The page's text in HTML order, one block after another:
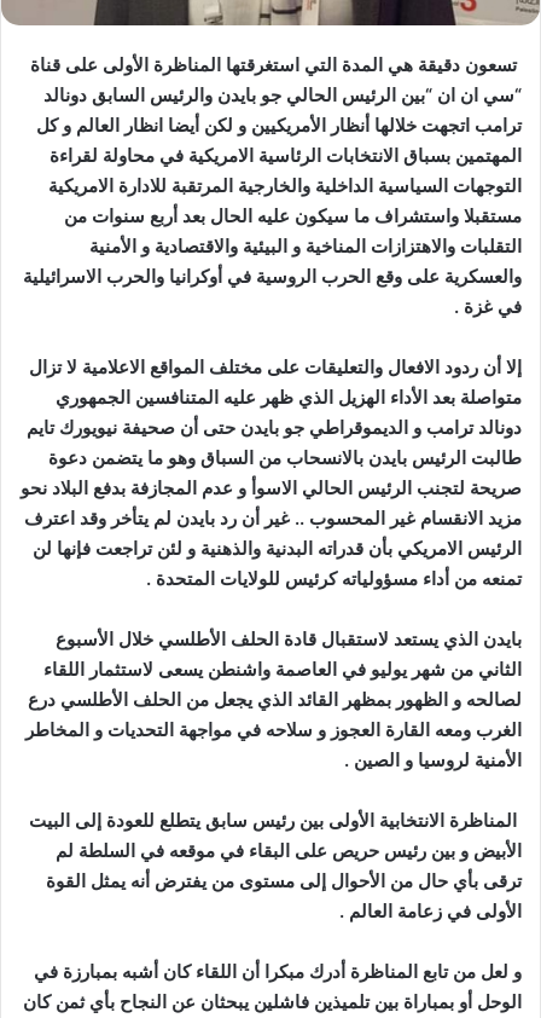
تسعون دقيقة هي المدة التي استغرقتها المناظرة الأولى على قناة
“سي ان ان “بين الرئيس الحالي جو بايدن والرئيس السابق دونالد
ترامب اتجهت خلالها أنظار الأمريكيين و لكن أيضا انظار العالم و كل
المهتمين بسباق الانتخابات الرئاسية الامريكية في محاولة لقراءة
التوجهات السياسية الداخلية والخارجية المرتقبة للادارة الامريكية
مستقبلا واستشراف ما سيكون عليه الحال بعد أربع سنوات من
التقلبات والاهتزازات المناخية و البيئية والاقتصادية و الأمنية
والعسكرية على وقع الحرب الروسية في أوكرانيا والحرب الاسرائيلية
في غزة .
إلا أن ردود الافعال والتعليقات على مختلف المواقع الاعلامية لا تزال
متواصلة بعد الأداء الهزيل الذي ظهر عليه المتنافسين الجمهوري
دونالد ترامب و الديموقراطي جو بايدن حتى أن صحيفة نيويورك تايم
طالبت الرئيس بايدن بالانسحاب من السباق وهو ما يتضمن دعوة
صريحة لتجنب الرئيس الحالي الاسوأ و عدم المجازفة بدفع البلاد نحو
مزيد الانقسام غير المحسوب .. غير أن رد بايدن لم يتأخر وقد اعترف
الرئيس الامريكي بأن قدراته البدنية والذهنية و لئن تراجعت فإنها لن
تمنعه من أداء مسؤولياته كرئيس للولايات المتحدة .
بايدن الذي يستعد لاستقبال قادة الحلف الأطلسي خلال الأسبوع
الثاني من شهر يوليو في العاصمة واشنطن يسعى لاستثمار اللقاء
لصالحه و الظهور بمظهر القائد الذي يجعل من الحلف الأطلسي درع
الغرب ومعه القارة العجوز و سلاحه في مواجهة التحديات و المخاطر
الأمنية لروسيا و الصين .
المناظرة الانتخابية الأولى بين رئيس سابق يتطلع للعودة إلى البيت
الأبيض و بين رئيس حريص على البقاء في موقعه في السلطة لم
ترقى بأي حال من الأحوال إلى مستوى من يفترض أنه يمثل القوة
الأولى في زعامة العالم .
و لعل من تابع المناظرة أدرك مبكرا أن اللقاء كان أشبه بمبارزة في
الوحل أو بمباراة بين تلميذين فاشلين يبحثان عن النجاح بأي ثمن كان